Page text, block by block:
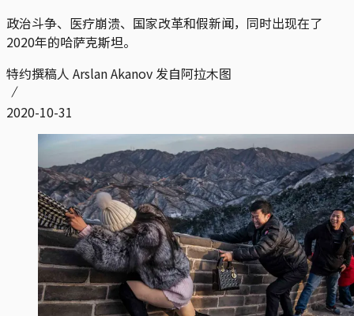
政治斗争、医疗崩溃、国家改革和假新闻，同时出现在了
2020年的哈萨克斯坦。
特约撰稿人 Arslan Akanov 发自阿拉木图
2020-10-31